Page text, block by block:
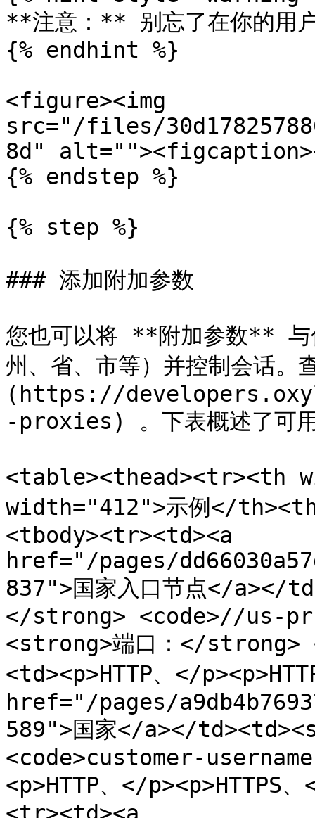
**注意：** 别忘了在你的
{% endhint %}
<figure><img
src="/files/
8d"
{% endstep %}
{% step %}
### 添加附加参数
您也可以将 **附加参数** 与
州、省、市等）并控制会话
(https://
-proxies) 。下表概述了可用
<table><thead><tr><th
width="412">示例</
<tbody><tr><td><a
href="/pages/
837">国家入口节点</a></
</strong> <code>//us-
<strong>端口：</strong>
<td><p>HTTP、</
href="/pages/
589">国家</a></
<code>customer-
<p>HTTP、</p><p>HTTPS